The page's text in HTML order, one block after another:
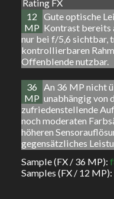
Rating FX
12
MP
Gute optische
Kontrast bereits
nur bei f/5,6 sichtbar,
kontrollierbaren
Offenblende nutzbar.
36
MP
An 36 MP nicht
unabhängig von
zufriedenstellende
noch moderaten
höheren
gegensätzliches
Sample (FX / 36 MP):
Samples (FX / 12 MP):